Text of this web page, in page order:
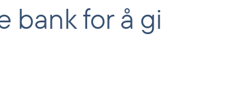
bank for å gi